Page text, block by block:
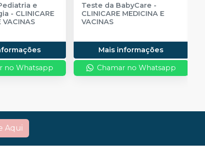
e
- CLINICARE
VACINAS
no Whatsapp
Teste da BabyCare -
CLINICARE MEDICINA E
VACINAS
Mais informações
Chamar no Whatsapp
Aqui